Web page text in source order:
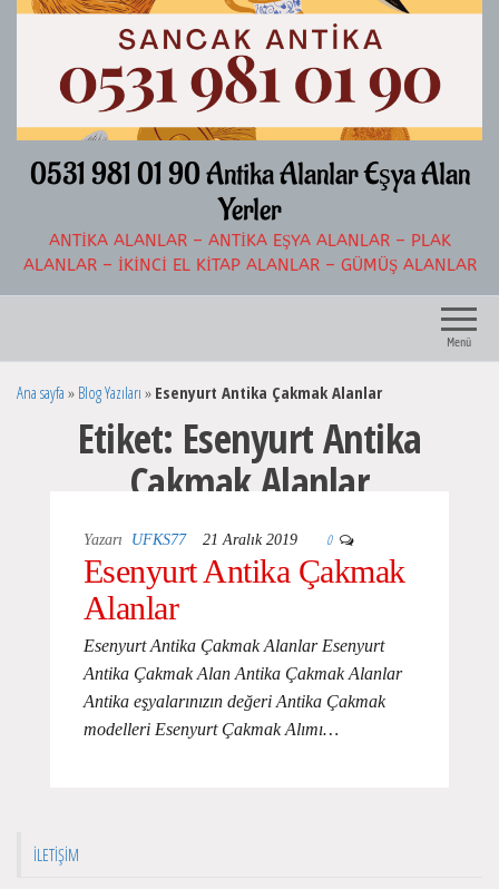
İçeriğe
0531 981 01 90 Antika Alanlar Eşya Alan
Yerler
ANTIKA ALANLAR – ANTIKA EŞYA ALANLAR – PLAK
ALANLAR – İKINCI EL KITAP ALANLAR – GÜMÜŞ ALANLAR
Menü
Ana sayfa » Blog Yazıları » Esenyurt Antika Çakmak Alanlar
Etiket: Esenyurt Antika
Çakmak Alanlar
Yazarı UFKS77 21 Aralık 2019 0
Esenyurt Antika Çakmak
Alanlar
Esenyurt Antika Çakmak Alanlar Esenyurt
Antika Çakmak Alan Antika Çakmak Alanlar
Antika eşyalarınızın değeri Antika Çakmak
modelleri Esenyurt Çakmak Alımı…
İLETIŞIM